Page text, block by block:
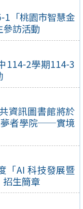
1「桃園市智慧金
訪活動
114-2學期114-3
資訊圖書館將於
夢者學院──實境
「AI 科技發展暨
招生簡章